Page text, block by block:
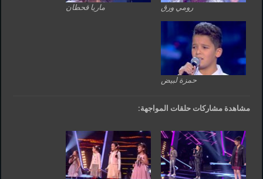
رومي ورق ماريا قحطان
حمزة لبيض
مشاهدة مشاركات حلقات المواجهة: